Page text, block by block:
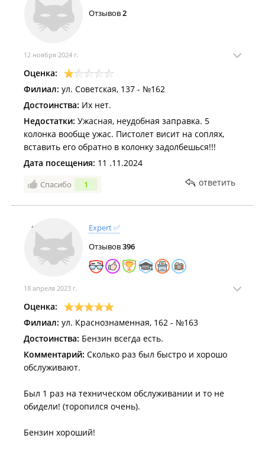
Отзывов2
12 ноября 2024 г.
Оценка:
Филиал: ул. Советская, 137 - №162
Достоинства: Их нет.
Недостатки: Ужасная, неудобная заправка. 5
колонка вообще ужас. Пистолет висит на соплях,
вставить его обратно в колонку задолбешься!!!
Дата посещения: 11 .11.2024
Спасибо 1 ответить
Expert ✅
Отзывов396
18 апреля 2023 г.
Оценка:
Филиал: ул. Краснознаменная, 162 - №163
Достоинства: Бензин всегда есть.
Комментарий: Сколько раз был быстро и хорошо
обслуживают.
Был 1 раз на техническом обслуживании и то не
обидели! (торопился очень).
Бензин хороший!